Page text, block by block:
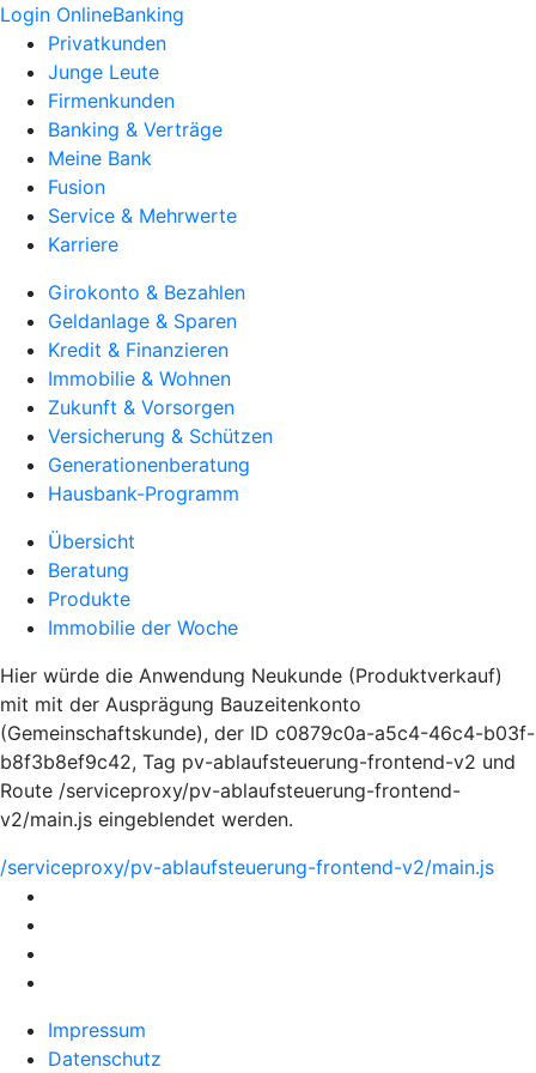
Login OnlineBanking
Privatkunden
Junge Leute
Firmenkunden
Banking & Verträge
Meine Bank
Fusion
Service & Mehrwerte
Karriere
Girokonto & Bezahlen
Geldanlage & Sparen
Kredit & Finanzieren
Immobilie & Wohnen
Zukunft & Vorsorgen
Versicherung & Schützen
Generationenberatung
Hausbank-Programm
Übersicht
Beratung
Produkte
Immobilie der Woche
Hier würde die Anwendung Neukunde (Produktverkauf)
mit mit der Ausprägung Bauzeitenkonto
(Gemeinschaftskunde), der ID c0879c0a-a5c4-46c4-b03f-
b8f3b8ef9c42, Tag pv-ablaufsteuerung-frontend-v2 und
Route /serviceproxy/pv-ablaufsteuerung-frontend-
v2/main.js eingeblendet werden.
/serviceproxy/pv-ablaufsteuerung-frontend-v2/main.js
Impressum
Datenschutz